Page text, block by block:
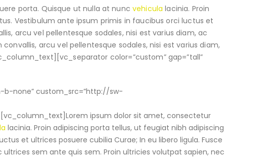
porta. Quisque ut nulla at nuncvehicula lacinia. Proin
Vestibulum ante ipsum primis in faucibus orci luctus et
arcu vel pellentesque sodales, nisi est varius diam, ac
arcu vel pellentesque sodales, nisi est varius diam,
color=”custom” gap=”tall”
b-none” custom_src=”http://sw-
ipsum dolor sit amet, consectetur
lacinia. Proin adipiscing porta tellus, ut feugiat nibh adipiscing
et ultrices posuere cubilia Curae; In eu libero ligula. Fusce
sem ante quis sem. Proin ultricies volutpat sapien, nec